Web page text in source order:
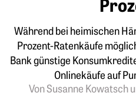
Während bei heimischen
Prozent-Ratenkäufe
Bank günstige
Onlinekäufe auf
Von Susanne Kowatsch